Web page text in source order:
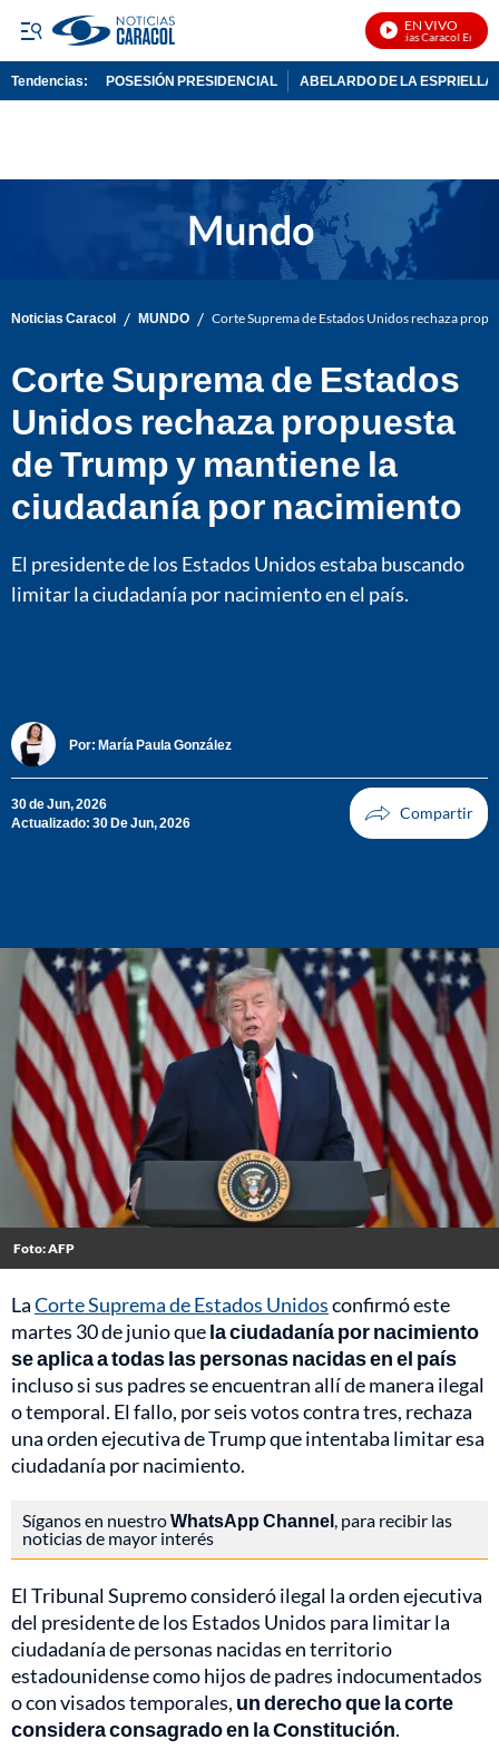
EN VIVO
Noticias Caracol En Vivo
Tendencias: POSESIÓN PRESIDENCIAL ABELARDO DE LA ESPRIELLA
Noticias Caracol / MUNDO / Corte Suprema de Estados Unidos rechaza
Corte Suprema de Estados
Unidos rechaza propuesta
de Trump y mantiene la
ciudadanía por nacimiento
El presidente de los Estados Unidos estaba buscando
limitar la ciudadanía por nacimiento en el país.
Por: María Paula González
30 de Jun, 2026
Actualizado: 30 De Jun, 2026
Foto: AFP
LaCorte Suprema de Estados Unidosconfirmó este
martes 30 de junio quela ciudadanía por nacimiento
se aplica a todas las personas nacidas en el país
incluso si sus padres se encuentran allí de manera ilegal
o temporal. El fallo, por seis votos contra tres, rechaza
una orden ejecutiva de Trump que intentaba limitar esa
ciudadanía por nacimiento.
Síganos en nuestroWhatsApp Channel, para recibir las
noticias de mayor interés
El Tribunal Supremo consideró ilegal la orden ejecutiva
del presidente de los Estados Unidos para limitar la
ciudadanía de personas nacidas en territorio
estadounidense como hijos de padres indocumentados
o con visados temporales, un derecho que la corte
considera consagrado en la Constitución.